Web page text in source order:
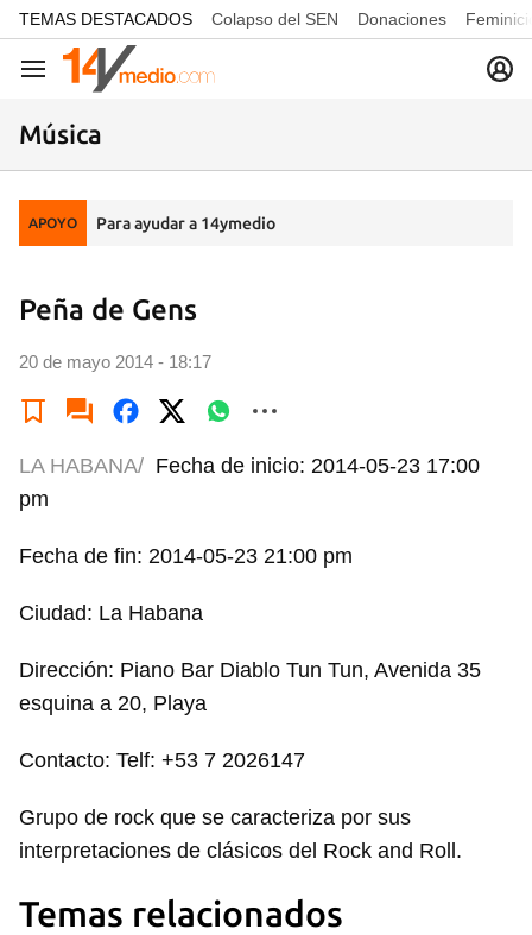
common.go-to-content
TEMAS DESTACADOS Colapso del SEN Donaciones
Navegación
Música
APOYO Para ayudar a 14ymedio
Peña de Gens
20 de mayo 2014 - 18:17
LA HABANA/ Fecha de inicio: 2014-05-23 17:00
pm
Fecha de fin: 2014-05-23 21:00 pm
Ciudad: La Habana
Dirección: Piano Bar Diablo Tun Tun, Avenida 35
esquina a 20, Playa
Contacto: Telf: +53 7 2026147
Grupo de rock que se caracteriza por sus
interpretaciones de clásicos del Rock and Roll.
Temas relacionados